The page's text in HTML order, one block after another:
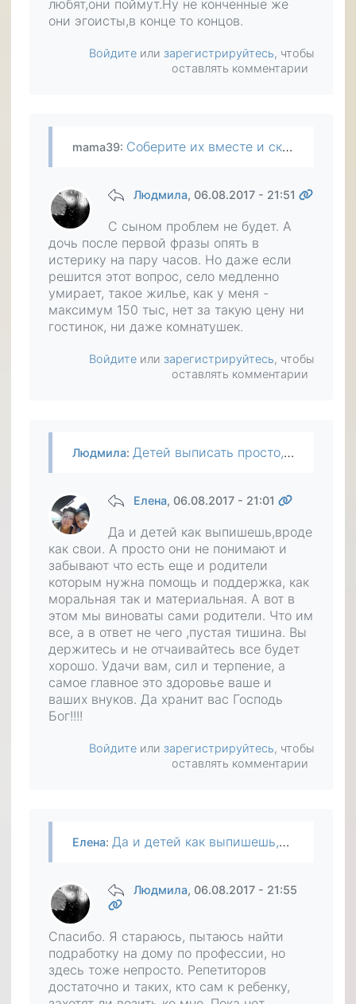
любят,они поймут.Ну не конченные же
они эгоисты,в конце то концов.
Войдите или зарегистрируйтесь, чтобы
оставлять комментарии
mama39: Соберите их вместе и скажите все что Вы думаете.Если дети Вас любят,они поймут.Ну не конченные же они эгоисты,в конце то концов.
Людмила, 06.08.2017 - 21:51
С сыном проблем не будет. А
дочь после первой фразы опять в
истерику на пару часов. Но даже если
решится этот вопрос, село медленно
умирает, такое жилье, как у меня -
максимум 150 тыс, нет за такую цену ни
гостинок, ни даже комнатушек.
Войдите или зарегистрируйтесь, чтобы
оставлять комментарии
Людмила: Детей выписать просто, даже без их согласия, внука нет. Даже если продам дом, это самое отдаленное село в районе, не хватит ни на что. По документам это квартира, земельного участка в собственности…
Елена, 06.08.2017 - 21:01
Да и детей как выпишешь,вроде
как свои. А просто они не понимают и
забывают что есть еще и родители
которым нужна помощь и поддержка, как
моральная так и материальная. А вот в
этом мы виноваты сами родители. Что им
все, а в ответ не чего ,пустая тишина. Вы
держитесь и не отчаивайтесь все будет
хорошо. Удачи вам, сил и терпение, а
самое главное это здоровье ваше и
ваших внуков. Да хранит вас Господь
Бог!!!!
Войдите или зарегистрируйтесь, чтобы
оставлять комментарии
Елена: Да и детей как выпишешь,вроде как свои. А просто они не понимают и забывают что есть еще и родители которым нужна помощь и поддержка, как моральная так и материальная. А вот в этом мы виноваты сами…
Людмила, 06.08.2017 - 21:55
Спасибо. Я стараюсь, пытаюсь найти
подработку на дому по профессии, но
здесь тоже непросто. Репетиторов
достаточно и таких, кто сам к ребенку,